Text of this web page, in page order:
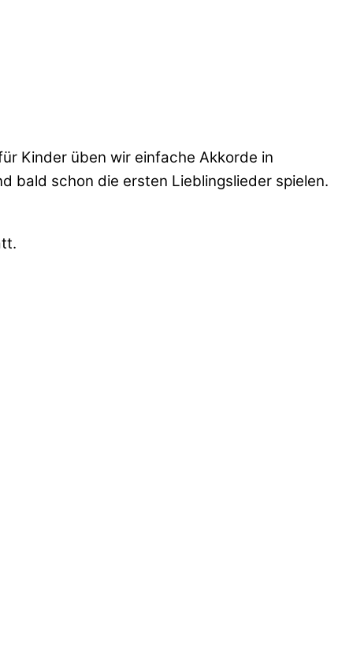
Kinder üben wir einfache Akkorde in
bald schon die ersten Lieblingslieder spielen.